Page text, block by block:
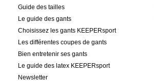
Guide des tailles
Le guide des gants
Choisissez les gants KEEPERsport
Les différentes coupes de gants
Bien entretenir ses gants
Le guide des latex KEEPERsport
Newsletter